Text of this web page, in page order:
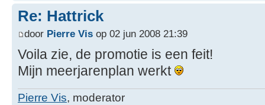
Re: Hattrick
door Pierre Vis op 02 jun 2008 21:39
Voila zie, de promotie is een feit!
Mijn meerjarenplan werkt
Pierre Vis, moderator